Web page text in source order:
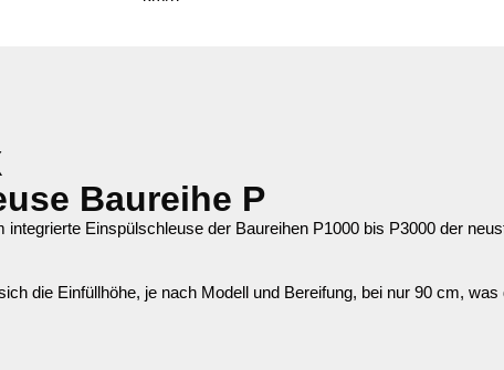
Baureihe P
integrierte Einspülschleuse der Baureihen P1000 bis P3000 der
die Einfüllhöhe, je nach Modell und Bereifung, bei nur 90 cm,